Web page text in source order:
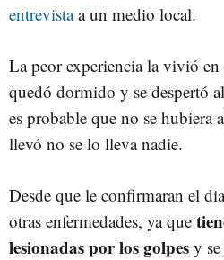
entrevistaa un medio local.
La peor experiencia la vivió en
quedó dormido y se despertó
es probable que no se hubiera
llevó no se lo lleva nadie.
Desde que le confirmaran el
otras enfermedades, ya que
lesionadas por los golpes y